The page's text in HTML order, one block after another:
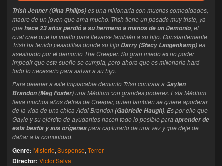
Trish Jenner (Gina Philips)es una millonaria con muchas comodidades,
madre de un joven que ama mucho. Trish tiene un pasado muy triste, ya
quehace 23 años perdió a su hermano a manos de un Demonio, el
cual cree que ha vuelto para llevarse también a su hijo. Constantemente
Trish ha tenido pesadillas donde su hijoDarry (Stacy Langenkamp)es
asesinado por el demonio The Creeper. Su gran miedo es no poder
impedir que este sueño se cumpla, pero ahora que es millonaria hará
todo lo necesario para salvar a su hijo.
Para detener a este implacable demonio Trish contrata a Gaylen
Brandon (Meg Foster)una Médium con grandes poderes. Esta Médium
lleva muchos años detrás de Creeper, quien también se quiere apoderar
de la vida de una chica Addi Brandon(Gabrielle Haugh). Es por ello que
Gayle y su ejército de ayudantes hacen todo lo posible para aprender de
esta bestia y sus orígenespara capturarlo de una vez y que deje de
dañar a la comunidad.
Genre: Misterio, Suspense, Terror
Director: Victor Salva